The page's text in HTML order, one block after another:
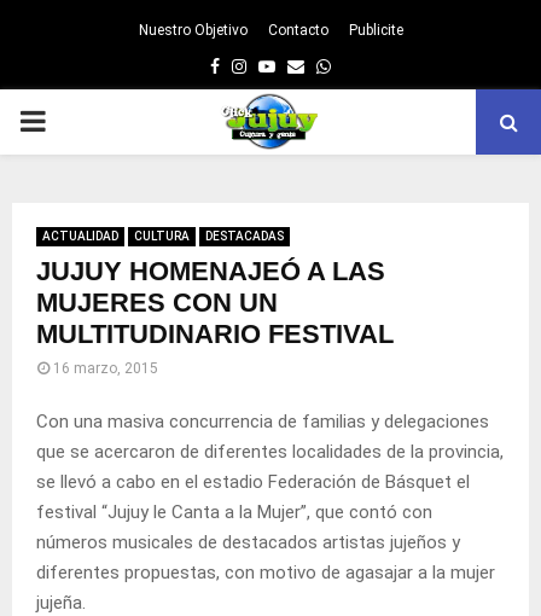
Nuestro Objetivo Contacto Publicite
Facebook
Instagram
Youtube
EmailWhatsapp
PRIMARY
ACTUALIDAD CULTURA DESTACADAS
JUJUY HOMENAJEÓ A LAS
MUJERES CON UN
MULTITUDINARIO FESTIVAL
16 marzo, 2015
Con una masiva concurrencia de familias y delegaciones
que se acercaron de diferentes localidades de la provincia,
se llevó a cabo en el estadio Federación de Básquet el
festival “Jujuy le Canta a la Mujer”, que contó con
números musicales de destacados artistas jujeños y
diferentes propuestas, con motivo de agasajar a la mujer
jujeña.